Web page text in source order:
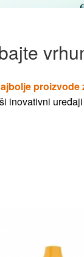
proizvode
inovativni